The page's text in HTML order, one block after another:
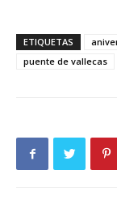
ETIQUETAS
puente de vallecas